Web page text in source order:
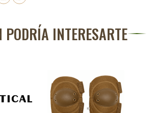
PODRÍA INTERESARTE